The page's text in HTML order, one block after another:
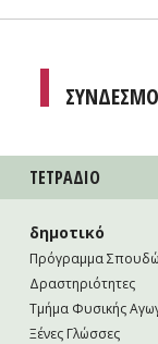
ΤΕΤΡAΔΙΟ
δημοτικό
Πρόγραμμα
Δραστηριότητες
Τμήμα Φυσικής
Ξένες Γλώσσες